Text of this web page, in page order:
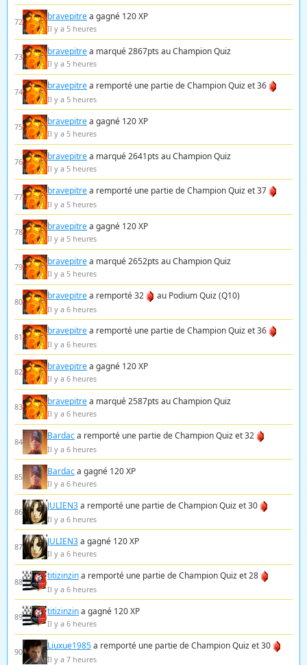
72 bravepitrea gagné 120 XP
Il y a 5 heures
73 bravepitrea marqué 2867pts au Champion Quiz
Il y a 5 heures
74
bravepitrea remporté une partie de Champion Quiz et 36
Il y a 5 heures
75 bravepitrea gagné 120 XP
Il y a 5 heures
76 bravepitrea marqué 2641pts au Champion Quiz
Il y a 5 heures
77
bravepitrea remporté une partie de Champion Quiz et 37
Il y a 5 heures
78 bravepitrea gagné 120 XP
Il y a 5 heures
79 bravepitrea marqué 2652pts au Champion Quiz
Il y a 5 heures
80
bravepitrea remporté 32 au Podium Quiz (Q10)
Il y a 6 heures
81
bravepitrea remporté une partie de Champion Quiz et 36
Il y a 6 heures
82 bravepitrea gagné 120 XP
Il y a 6 heures
83 bravepitrea marqué 2587pts au Champion Quiz
Il y a 6 heures
84
Bardaca remporté une partie de Champion Quiz et 32
Il y a 6 heures
85 Bardaca gagné 120 XP
Il y a 6 heures
86
JULIEN3a remporté une partie de Champion Quiz et 30
Il y a 6 heures
87 JULIEN3a gagné 120 XP
Il y a 6 heures
88
titizinzina remporté une partie de Champion Quiz et 28
Il y a 6 heures
89 titizinzina gagné 120 XP
Il y a 6 heures
90
Liuxue1985a remporté une partie de Champion Quiz et 30
Il y a 7 heures